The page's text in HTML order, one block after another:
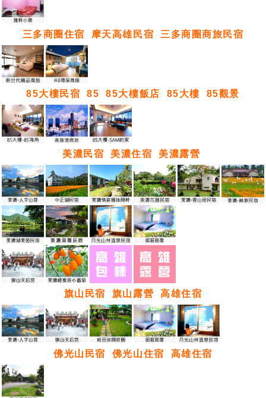
三多商圈住宿 摩天高雄民宿 三多商圈商旅民宿
85大樓民宿 85 85大樓飯店 85大樓 85觀景
美濃民宿 美濃住宿 美濃露營
旗山民宿 旗山露營 高雄住宿
佛光山民宿 佛光山住宿 高雄住宿